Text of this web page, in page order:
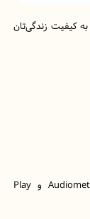
به کیفیت زندگی‌تان
انجام تست‌های پیشرفته شامل Audiometry، Tympanometry، Acoustic Reflex، OAE، AABR و Play